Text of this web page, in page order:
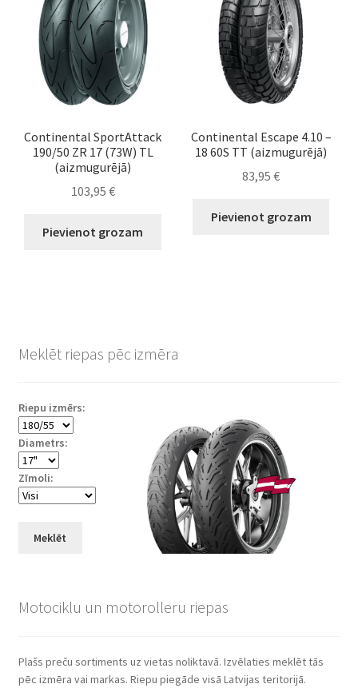
Continental SportAttack
190/50 ZR 17 (73W) TL
(aizmugurējā)
103,95 €
Pievienot grozam
Continental Escape 4.10 –
18 60S TT (aizmugurējā)
83,95€
Pievienot grozam
Meklēt riepas pēc izmēra
Riepu izmērs:
Diametrs:
Zīmoli:
Meklēt
Motociklu un motorolleru riepas
Plašs preču sortiments uz vietas noliktavā. Izvēlaties meklēt tās
pēc izmēra vai markas. Riepu piegāde visā Latvijas teritorijā.